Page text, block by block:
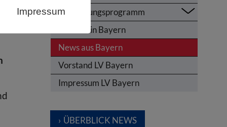
ImpressumFortbildungsprogramm
Termine in Bayern
News aus Bayern
Vorstand LV Bayern
Impressum LV Bayern
ÜBERBLICK NEWS